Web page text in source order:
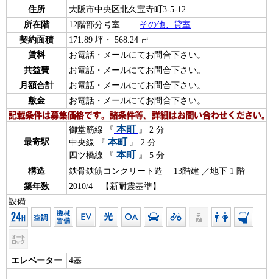
住所
大阪市中央区北久宝寺町3-5-12
所在階
12階部分号室 その他、貸室
契約面積
171.89 坪・ 568.24 ㎡
賃料
お電話・メールにてお問合下さい。
共益費
お電話・メールにてお問合下さい。
月額合計
お電話・メールにてお問合下さい。
敷金
お電話・メールにてお問合下さい。
最寄駅
御堂筋線 『 本町 』 2 分
中央線 『 本町 』 2 分
四ツ橋線 『 本町 』 5 分
構造
鉄骨鉄筋コンクリート造 13階建 ／地下 1 階
築年数
2010/4 【新耐震基準】
設備
エレベーター 4基